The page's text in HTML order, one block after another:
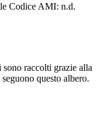
Codice AMI: n.d.
raccolti grazie alla
questo albero.